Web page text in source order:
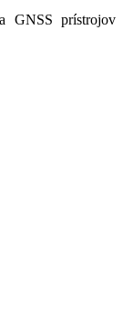
GNSS prístrojov